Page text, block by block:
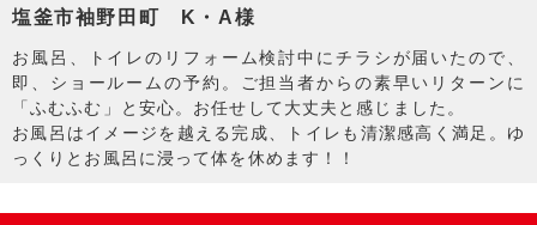
塩釜市袖野田町 K・A様
お風呂、トイレのリフォーム検討中にチラシが届いたので、
即、ショールームの予約。ご担当者からの素早いリターンに
「ふむふむ」と安心。お任せして大丈夫と感じました。
お風呂はイメージを越える完成、トイレも清潔感高く満足。ゆ
っくりとお風呂に浸って体を休めます！！